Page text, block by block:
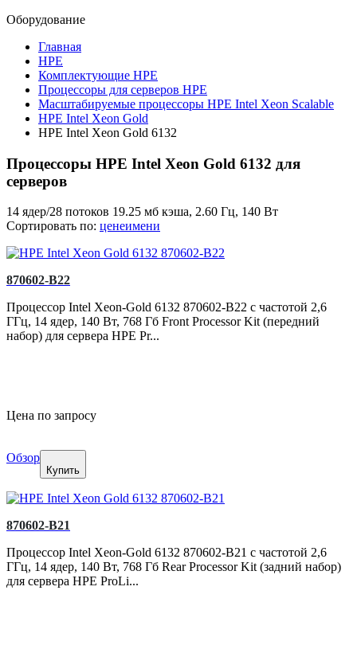
Оборудование
Главная
HPE
Комплектующие HPE
Процессоры для серверов HPE
Масштабируемые процессоры HPE Intel Xeon Scalable
HPE Intel Xeon Gold
HPE Intel Xeon Gold 6132
Процессоры HPE Intel Xeon Gold 6132 для
серверов
14 ядер/28 потоков 19.25 мб кэша, 2.60 Гц, 140 Вт
Сортировать по: ценеимени
870602-B22
Процессор Intel Xeon-Gold 6132 870602-B22 с частотой 2,6
ГГц, 14 ядер, 140 Вт, 768 Гб Front Processor Kit (передний
набор) для сервера HPE Pr...
Цена по запросу
Обзор
Купить
870602-B21
Процессор Intel Xeon-Gold 6132 870602-B21 с частотой 2,6
ГГц, 14 ядер, 140 Вт, 768 Гб Rear Processor Kit (задний набор)
для сервера HPE ProLi...